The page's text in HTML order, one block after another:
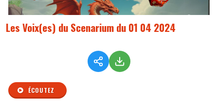
Les Voix(es) du Scenarium du 01 04 2024
ÉCOUTEZ